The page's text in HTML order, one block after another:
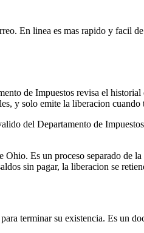
En linea es mas rapido y facil
de Impuestos revisa el
y solo emite la liberacion
del Departamento de
Es un proceso separado
sin pagar, la liberacion se
terminar su existencia. Es un